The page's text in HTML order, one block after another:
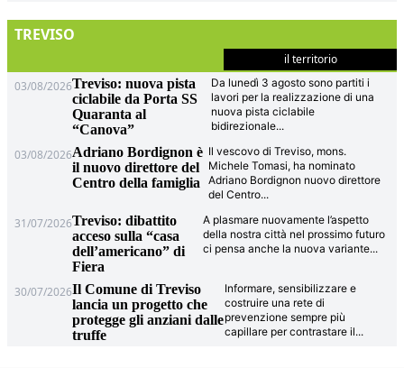
TREVISO
il territorio
03/08/2026Treviso: nuova pista
ciclabile da Porta SS
Quaranta al
“Canova”
Da lunedì 3 agosto sono partiti i
lavori per la realizzazione di una
nuova pista ciclabile
bidirezionale...
03/08/2026Adriano Bordignon è
il nuovo direttore del
Centro della famiglia
Il vescovo di Treviso, mons.
Michele Tomasi, ha nominato
Adriano Bordignon nuovo direttore
del Centro...
31/07/2026Treviso: dibattito
acceso sulla “casa
dell’americano” di
Fiera
A plasmare nuovamente l’aspetto
della nostra città nel prossimo futuro
ci pensa anche la nuova variante...
30/07/2026Il Comune di Treviso
lancia un progetto che
protegge gli anziani dalle
truffe
Informare, sensibilizzare e
costruire una rete di
prevenzione sempre più
capillare per contrastare il...